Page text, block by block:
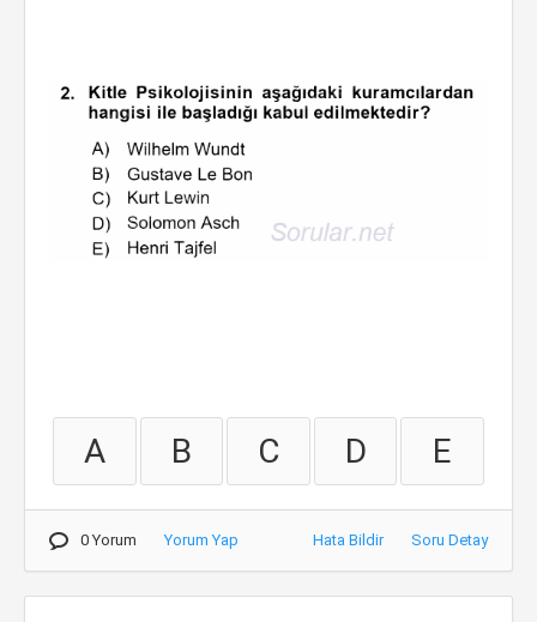
A B C D E
0 Yorum Yorum Yap Hata Bildir Soru Detay